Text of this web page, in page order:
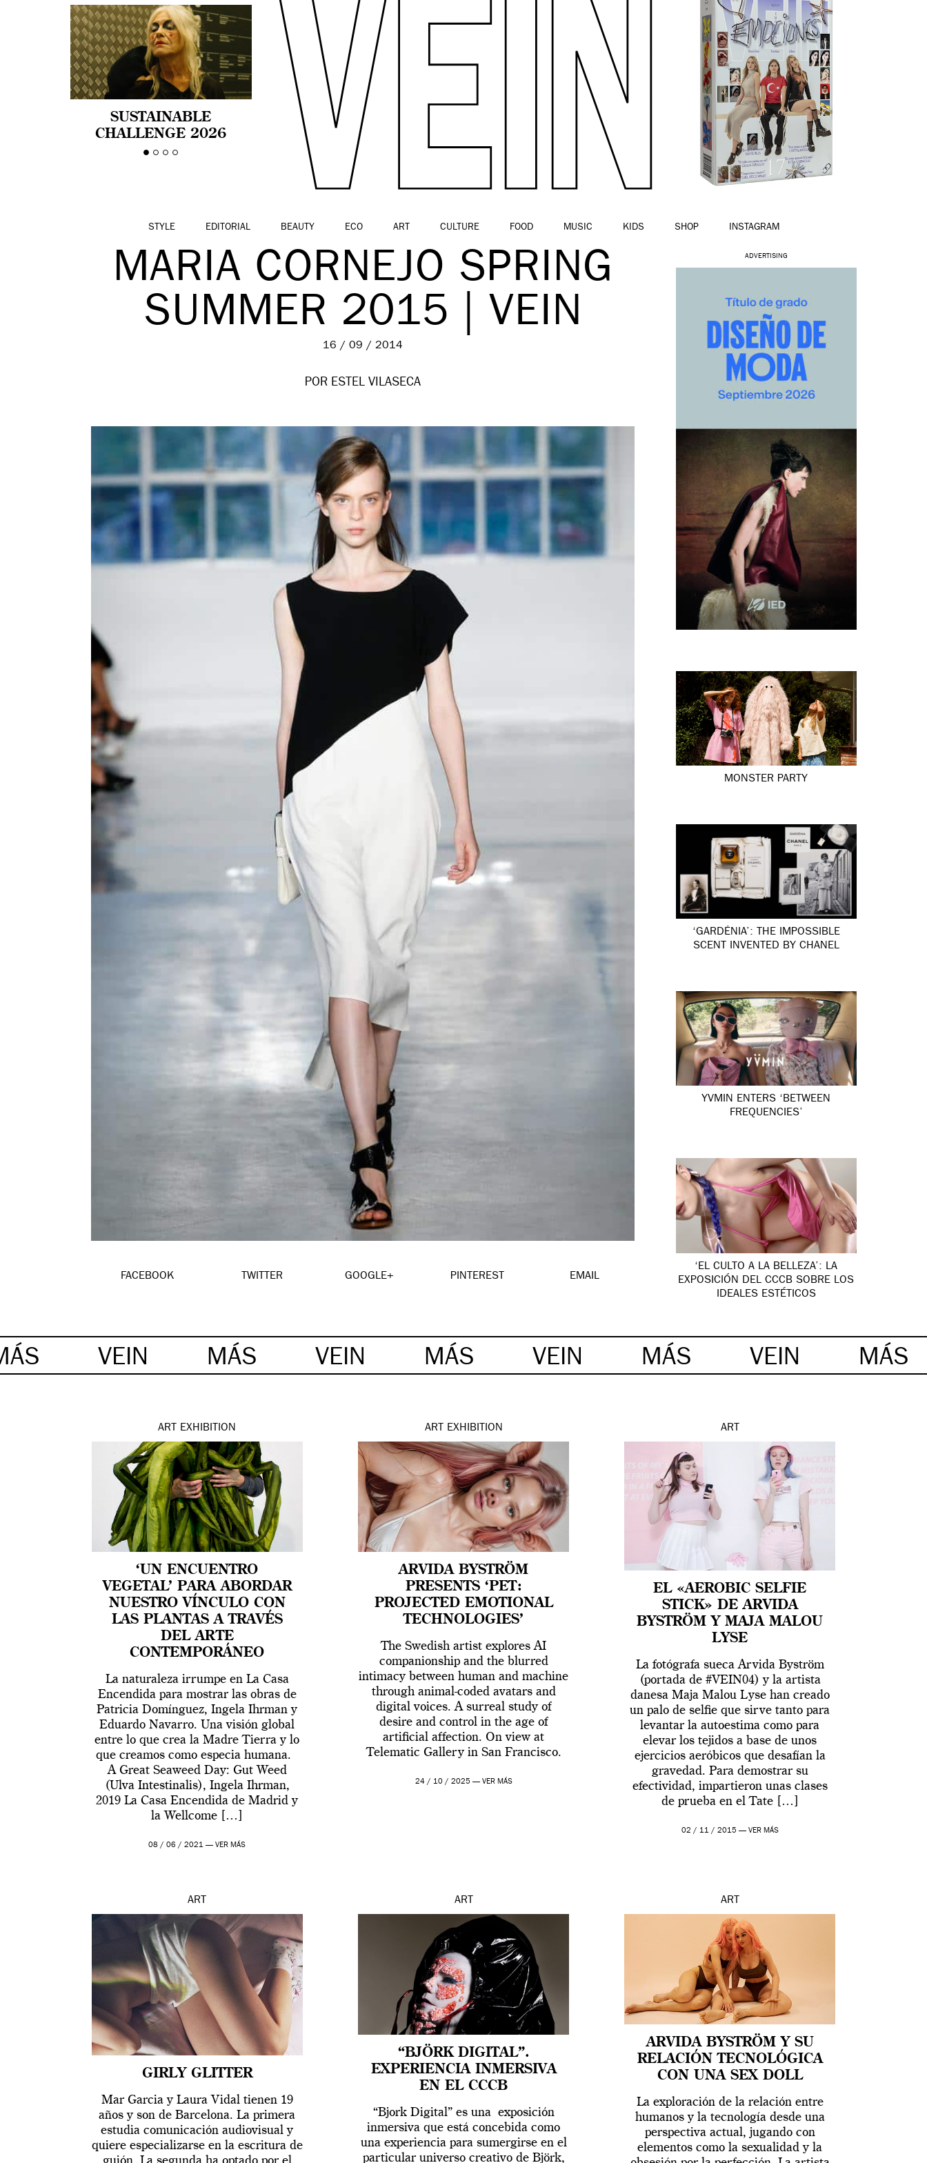
SUSTAINABLE
CHALLENGE 2026
CELEBRA LA
STYLE EDITORIAL BEAUTY ECO ART CULTURE FOOD MUSIC KIDS SHOP INSTAGRAM
MARIA CORNEJO SPRING
SUMMER 2015 | VEIN
16 / 09 / 2014
POR ESTEL VILASECA
FACEBOOK TWITTER GOOGLE+ PINTEREST EMAIL
ADVERTISING
MONSTER PARTY
‘GARDÉNIA’: THE IMPOSSIBLE
SCENT INVENTED BY CHANEL
YVMIN ENTERS ‘BETWEEN
FREQUENCIES’
‘EL CULTO A LA BELLEZA’: LA
EXPOSICIÓN DEL CCCB SOBRE LOS
IDEALES ESTÉTICOS
VEIN MÁS VEIN MÁS VEIN MÁS VEIN MÁS
ART EXHIBITION
‘UN ENCUENTRO
VEGETAL’ PARA ABORDAR
NUESTRO VÍNCULO CON
LAS PLANTAS A TRAVÉS
DEL ARTE
CONTEMPORÁNEO
La naturaleza irrumpe en La Casa
Encendida para mostrar las obras de
Patricia Domínguez, Ingela Ihrman y
Eduardo Navarro. Una visión global
entre lo que crea la Madre Tierra y lo
que creamos como especia humana.
A Great Seaweed Day: Gut Weed
(Ulva Intestinalis), Ingela Ihrman,
2019 La Casa Encendida de Madrid y
la Wellcome […]
08 / 06 / 2021 —VER MÁS
ART EXHIBITION
ARVIDA BYSTRÖM
PRESENTS ‘PET:
PROJECTED EMOTIONAL
TECHNOLOGIES’
The Swedish artist explores AI
companionship and the blurred
intimacy between human and machine
through animal-coded avatars and
digital voices. A surreal study of
desire and control in the age of
artificial affection. On view at
Telematic Gallery in San Francisco.
24 / 10 / 2025 — VER MÁS
ART
EL «AEROBIC SELFIE
STICK» DE ARVIDA
BYSTRÖM Y MAJA MALOU
LYSE
La fotógrafa sueca Arvida Byström
(portada de #VEIN04) y la artista
danesa Maja Malou Lyse han creado
un palo de selfie que sirve tanto para
levantar la autoestima como para
elevar los tejidos a base de unos
ejercicios aeróbicos que desafían la
gravedad. Para demostrar su
efectividad, impartieron unas clases
de prueba en el Tate […]
02 / 11 / 2015 — VER MÁS
ART
GIRLY GLITTER
Mar Garcia y Laura Vidal tienen 19
años y son de Barcelona. La primera
estudia comunicación audiovisual y
quiere especializarse en la escritura de
ART
“BJÖRK DIGITAL”.
EXPERIENCIA INMERSIVA
EN EL CCCB
“Bjork Digital” es una exposición
inmersiva que está concebida como
una experiencia para sumergirse en el
particular universo creativo de Björk,
ART
ARVIDA BYSTRÖM Y SU
RELACIÓN TECNOLÓGICA
CON UNA SEX DOLL
La exploración de la relación entre
humanos y la tecnología desde una
perspectiva actual, jugando con
elementos como la sexualidad y la